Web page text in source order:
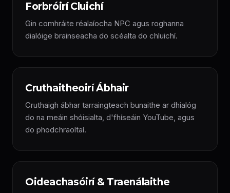
Forbróirí Cluichí
Gin comhráite réalaíocha NPC agus roghanna
dialóige brainseacha do scéalta do chluichí.
Cruthaitheoirí Ábhair
Cruthaigh ábhar tarraingteach bunaithe ar dhialóg
do na meáin shóisialta, d'fhíseáin YouTube, agus
do phodchraoltaí.
Oideachasóirí & Traenálaithe